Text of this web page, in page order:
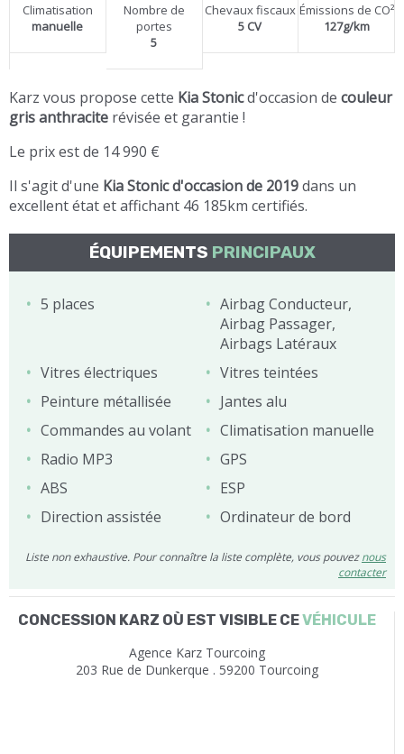
Climatisation
manuelle
Nombre de
portes
5
Chevaux fiscaux
5 CV
Émissions de CO²
127g/km
Karz vous propose cette Kia Stonicd'occasion de couleur
gris anthracite révisée et garantie !
Le prix est de 14 990 €
Il s'agit d'une Kia Stonic d'occasion de 2019dans un
excellent état et affichant 46 185km certifiés.
ÉQUIPEMENTS PRINCIPAUX
5 places
Airbag Conducteur,
Airbag Passager,
Airbags Latéraux
Vitres électriques
Vitres teintées
Peinture métallisée
Jantes alu
Commandes au volant
Climatisation manuelle
Radio MP3
GPS
ABS
ESP
Direction assistée
Ordinateur de bord
Liste non exhaustive. Pour connaître la liste complète, vous pouveznous
contacter
CONCESSION KARZ OÙ EST VISIBLE CEVÉHICULE
Agence Karz Tourcoing
203 Rue de Dunkerque . 59200 Tourcoing